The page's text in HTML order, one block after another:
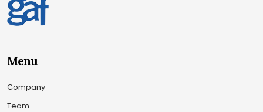
Menu
Company
Team